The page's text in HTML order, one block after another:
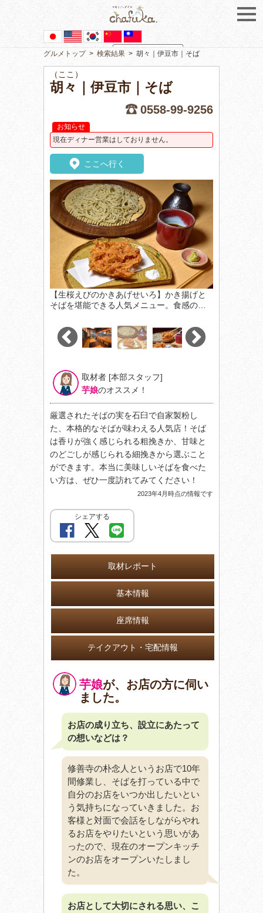
Powered by Translate
グルメトップ> 検索結果 > 胡々｜伊豆市｜そば
（ここ）
胡々｜伊豆市｜そば
0558-99-9256
お知らせ
現在ディナー営業はしておりません。
ここへ行く
【生桜えびのかきあげせいろ】かき揚げと
そばを堪能できる人気メニュー。食感の…
取材者 [本部スタッフ]
芋娘のオススメ！
厳選されたそばの実を石臼で自家製粉し
た、本格的なそばが味わえる人気店！そば
は香りが強く感じられる粗挽きか、甘味と
のどごしが感じられる細挽きから選ぶこと
ができます。本当に美味しいそばを食べた
い方は、ぜひ一度訪れてみてください！
2023年4月時点の情報です
シェアする
取材レポート
基本情報
座席情報
テイクアウト・宅配情報
芋娘が、お店の方に伺い
ました。
お店の成り立ち、設立にあたって
の想いなどは？
修善寺の朴念人というお店で10年
間修業し、そばを打っている中で
自分のお店をいつか出したいとい
う気持ちになっていきました。お
客様と対面で会話をしながらやれ
るお店をやりたいという思いがあ
ったので、現在のオープンキッチ
ンのお店をオープンいたしまし
た。
お店として大切にされる思い、こ